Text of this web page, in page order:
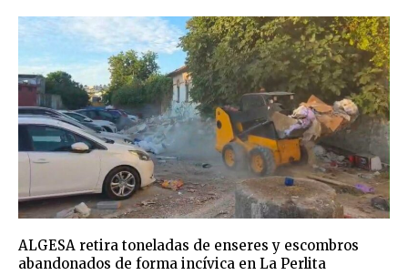
ALGESA retira toneladas de enseres y escombros
abandonados de forma incívica en La Perlita